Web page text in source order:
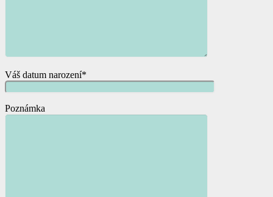
Váš datum narození*
Poznámka